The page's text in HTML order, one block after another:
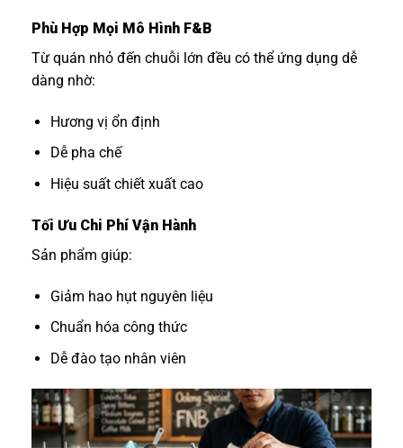
Phù Hợp Mọi Mô Hình F&B
Từ quán nhỏ đến chuỗi lớn đều có thể ứng dụng dễ
dàng nhờ:
Hương vị ổn định
Dễ pha chế
Hiệu suất chiết xuất cao
Tối Ưu Chi Phí Vận Hành
Sản phẩm giúp:
Giảm hao hụt nguyên liệu
Chuẩn hóa công thức
Dễ đào tạo nhân viên